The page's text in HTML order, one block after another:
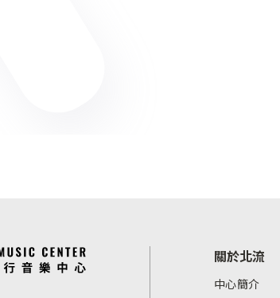
關於北流
中心簡介